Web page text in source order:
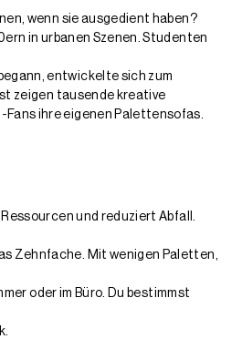
wenn sie ausgedient haben?
in urbanen Szenen. Studenten
entwickelte sich zum
zeigen tausende kreative
ihre eigenen Palettensofas.
und reduziert Abfall.
Zehnfache. Mit wenigen Paletten,
oder im Büro. Du bestimmst